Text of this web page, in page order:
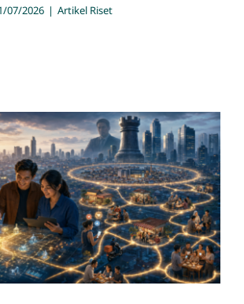
07/2026 | Artikel Riset
GERILYA
PENGUASAAN
PASAR BAGI
KECIL:
MARKETING
MEMENANGKAN
PERSAINGAN